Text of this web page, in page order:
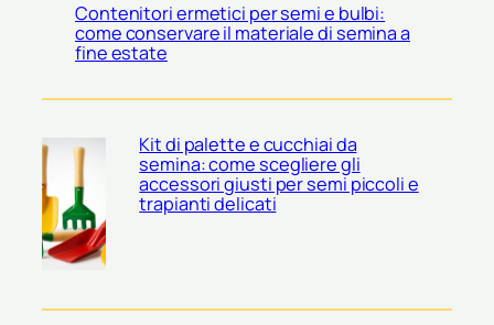
Contenitori ermetici per semi e bulbi:
come conservare il materiale di semina a
fine estate
Kit di palette e cucchiai da
semina: come scegliere gli
accessori giusti per semi piccoli e
trapianti delicati